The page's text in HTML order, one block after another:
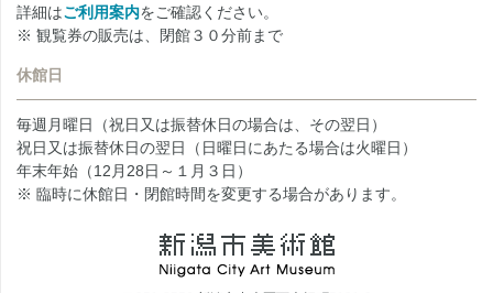
詳細はご利用案内をご確認ください。
※ 観覧券の販売は、閉館３０分前まで
休館日
毎週月曜日（祝日又は振替休日の場合は、その翌日）
祝日又は振替休日の翌日（日曜日にあたる場合は火曜日）
年末年始（12月28日～１月３日）
※ 臨時に休館日・閉館時間を変更する場合があります。